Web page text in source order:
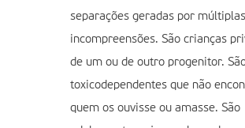
separações geradas por múltiplas
incompreensões. São crianças
de um ou de outro progenitor.
toxicodependentes que não
quem os ouvisse ou amasse. São